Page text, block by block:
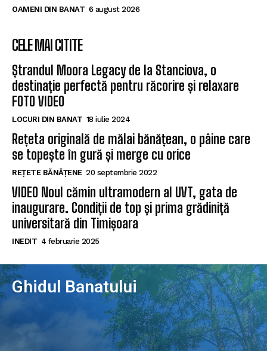
OAMENI DIN BANAT 6 august 2026
CELE MAI CITITE
Ștrandul Moora Legacy de la Stanciova, o
destinație perfectă pentru răcorire și relaxare
FOTO VIDEO
LOCURI DIN BANAT 18 iulie 2024
Rețeta originală de mălai bănățean, o pâine care
se topește în gură și merge cu orice
REȚETE BĂNĂȚENE 20 septembrie 2022
VIDEO Noul cămin ultramodern al UVT, gata de
inaugurare. Condiții de top și prima grădiniță
universitară din Timișoara
INEDIT 4 februarie 2025
Ghidul Banatului